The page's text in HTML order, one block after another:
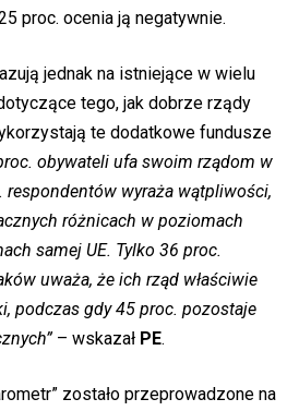
proc. ocenia ją negatywnie.
jednak na istniejące w wielu
tego, jak dobrze rządy
te dodatkowe fundusze
obywateli ufa swoim rządom w
respondentów wyraża wątpliwości,
różnicach w poziomach
samej UE. Tylko 36 proc.
uważa, że ich rząd właściwie
podczas gdy 45 proc. pozostaje
– wskazał PE.
zostało przeprowadzone na